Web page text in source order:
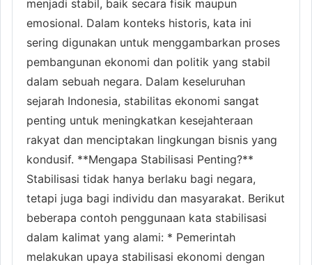
menjadi stabil, baik secara fisik maupun
emosional. Dalam konteks historis, kata ini
sering digunakan untuk menggambarkan proses
pembangunan ekonomi dan politik yang stabil
dalam sebuah negara. Dalam keseluruhan
sejarah Indonesia, stabilitas ekonomi sangat
penting untuk meningkatkan kesejahteraan
rakyat dan menciptakan lingkungan bisnis yang
kondusif. **Mengapa Stabilisasi Penting?**
Stabilisasi tidak hanya berlaku bagi negara,
tetapi juga bagi individu dan masyarakat. Berikut
beberapa contoh penggunaan kata stabilisasi
dalam kalimat yang alami: * Pemerintah
melakukan upaya stabilisasi ekonomi dengan